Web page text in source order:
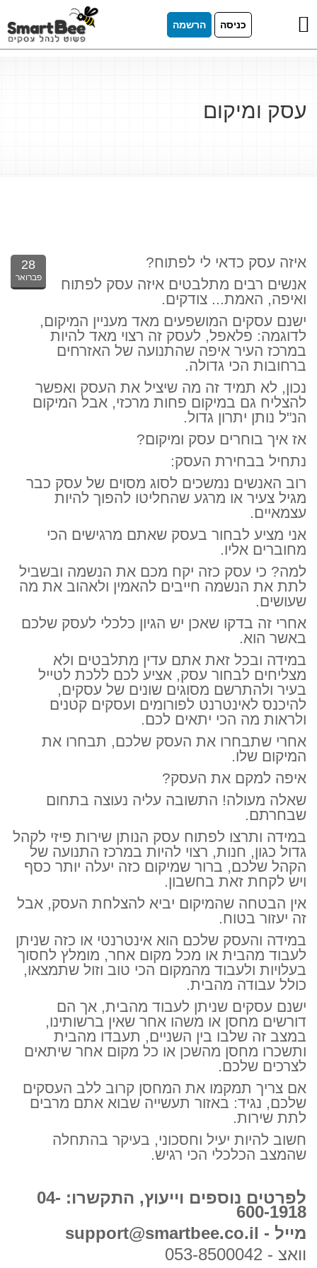
כניסה הרשמה
עסק ומיקום
28
פברואר
איזה עסק כדאי לי לפתוח?
אנשים רבים מתלבטים איזה עסק לפתוח
ואיפה, האמת... צודקים.
ישנם עסקים המושפעים מאד מעניין המיקום,
לדוגמה: פלאפל, לעסק זה רצוי מאד להיות
במרכז העיר איפה שהתנועה של האזרחים
ברחובות הכי גדולה.
נכון, לא תמיד זה מה שיציל את העסק ואפשר
להצליח גם במיקום פחות מרכזי, אבל המיקום
הנ"ל נותן יתרון גדול.
אז איך בוחרים עסק ומיקום?
נתחיל בבחירת העסק:
רוב האנשים נמשכים לסוג מסוים של עסק כבר
מגיל צעיר או מרגע שהחליטו להפוך להיות
עצמאיים.
אני מציע לבחור בעסק שאתם מרגישים הכי
מחוברים אליו.
למה? כי עסק כזה יקח מכם את הנשמה ובשביל
לתת את הנשמה חייבים להאמין ולאהוב את מה
שעושים.
אחרי זה בדקו שאכן יש הגיון כלכלי לעסק שלכם
באשר הוא.
במידה ובכל זאת אתם עדין מתלבטים ולא
מצליחים לבחור עסק, אציע לכם ללכת לטייל
בעיר ולהתרשם מסוגים שונים של עסקים,
להיכנס לאינטרנט לפורומים ועסקים קטנים
ולראות מה הכי יתאים לכם.
אחרי שתבחרו את העסק שלכם, תבחרו את
המיקום שלו.
איפה למקם את העסק?
שאלה מעולה! התשובה עליה נעוצה בתחום
שבחרתם.
במידה ותרצו לפתוח עסק הנותן שירות פיזי לקהל
גדול כגון, חנות, רצוי להיות במרכז התנועה של
הקהל שלכם, ברור שמיקום כזה יעלה יותר כסף
ויש לקחת זאת בחשבון.
אין הבטחה שהמיקום יביא להצלחת העסק, אבל
זה יעזור בטוח.
במידה והעסק שלכם הוא אינטרנטי או כזה שניתן
לעבוד מהבית או מכל מקום אחר, מומלץ לחסוך
בעלויות ולעבוד מהמקום הכי טוב וזול שתמצאו,
כולל עבודה מהבית.
ישנם עסקים שניתן לעבוד מהבית, אך הם
דורשים מחסן או משהו אחר שאין ברשותינו,
במצב זה שלבו בין השניים, תעבדו מהבית
ותשכרו מחסן מהשכן או כל מקום אחר שיתאים
לצרכים שלכם.
אם צריך תמקמו את המחסן קרוב ללב העסקים
שלכם, נגיד: באזור תעשייה שבוא אתם מרבים
לתת שירות.
חשוב להיות יעיל וחסכוני, בעיקר בהתחלה
שהמצב הכלכלי הכי רגיש.
לפרטים נוספים וייעוץ, התקשרו: 04-
600-1918
מייל - support@smartbee.co.il
וואצ - 053-8500042